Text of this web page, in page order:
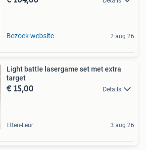
Bezoek website 2 aug 26
Light battle lasergame set met extra
target
€ 15,00 Details
Etten-Leur 3 aug 26